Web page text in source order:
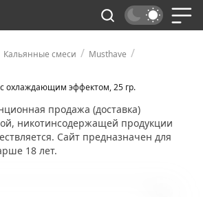
Кальянные смеси / Musthave /
охлаждающим эффектом, 25 гр.
продажа (доставка)
никотинсодержащей продукции
Сайт предназначен для
18 лет.